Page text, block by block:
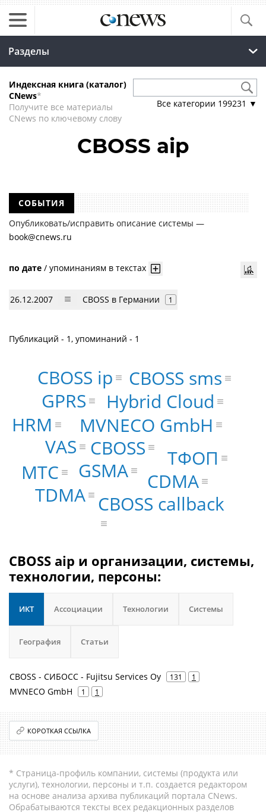
Разделы
Индексная книга (каталог)
CNews*
Получите все материалы
CNews по ключевому слову
Все категории 199231 ▼
CBOSS aip
СОБЫТИЯ
Опубликовать/исправить описание системы —
book@cnews.ru
по дате / упоминаниям в текстах
26.12.2007 CBOSS в Германии 1
Публикаций - 1, упоминаний - 1
CBOSS
MVNECO GmbH
GSMA
Hybrid Cloud
CDMA
GPRS
TDMA
ТФОП
VAS
CBOSS sms
CBOSS callback
CBOSS ip
МТС
HRM
CBOSS aip и организации, системы,
технологии, персоны:
ИКТ Ассоциации Технологии Системы
География Статьи
CBOSS - СИБОСС - Fujitsu Services Oy 131 1
MVNECO GmbH 1 1
КОРОТКАЯ ССЫЛКА
* Страница-профиль компании, системы (продукта или
услуги), технологии, персоны и т.п. создается редактором
на основе анализа архива публикаций портала CNews.
Обрабатываются тексты всех редакционных разделов